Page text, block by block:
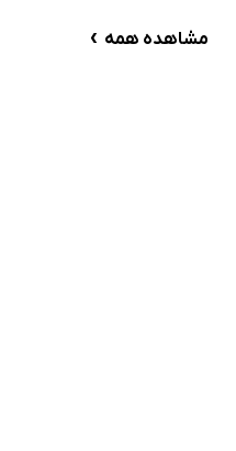
مشاهده همه ›